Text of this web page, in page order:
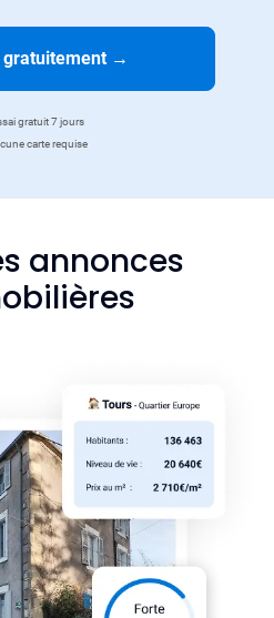
gratuitement →
gratuit 7 jours
carte requise
annonces